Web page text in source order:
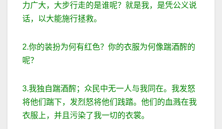
力广大，大步行走的是谁呢？就是我，是凭公义说
话，以大能施行拯救。
2.你的装扮为何有红色？你的衣服为何像踹酒醡的
呢？
3.我独自踹酒醡；众民中无一人与我同在。我发怒
将他们踹下，发烈怒将他们践踏。他们的血溅在我
衣服上，并且污染了我一切的衣裳。